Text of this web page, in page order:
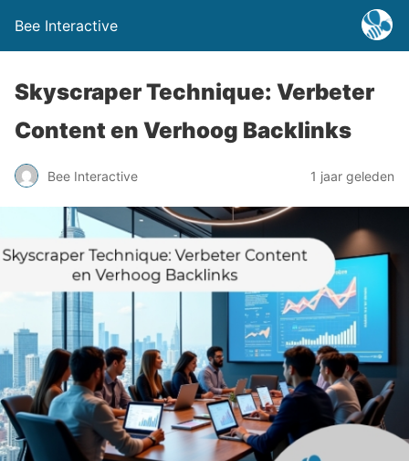
Bee Interactive
Skyscraper Technique: Verbeter
Content en Verhoog Backlinks
Bee Interactive 1 jaar geleden